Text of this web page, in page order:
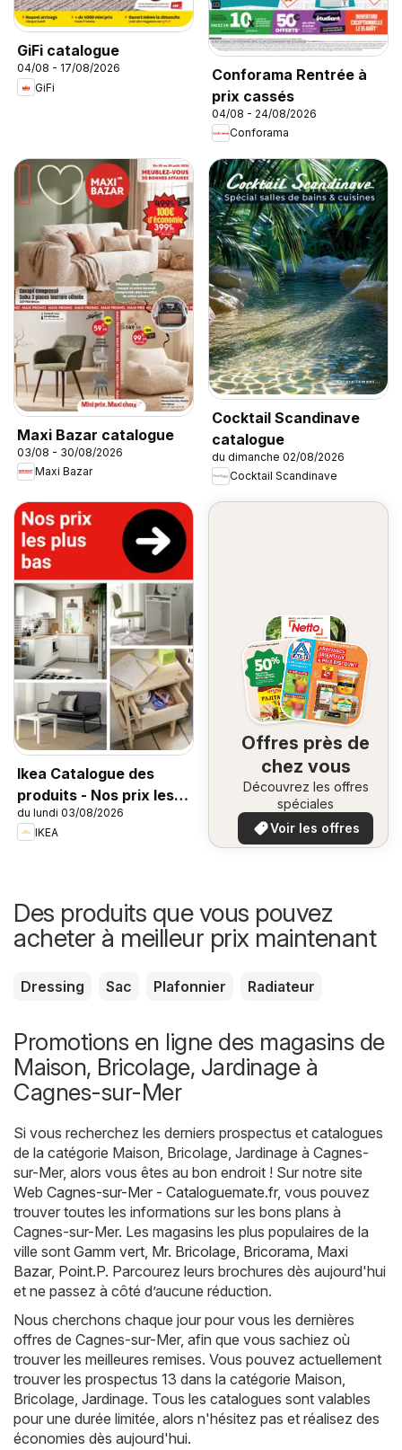
GiFi catalogue
04/08 - 17/08/2026
GiFi
Conforama Rentrée à
prix cassés
04/08 - 24/08/2026
Conforama
Maxi Bazar catalogue
03/08 - 30/08/2026
Maxi Bazar
Cocktail Scandinave
catalogue
du dimanche 02/08/2026
Cocktail Scandinave
Ikea Catalogue des
produits - Nos prix les
plus bas
du lundi 03/08/2026
IKEA
Offres près de
chez vous
Découvrez les offres
spéciales
Voir les offres
Des produits que vous pouvez
acheter à meilleur prix maintenant
Dressing Sac Plafonnier Radiateur
Promotions en ligne des magasins de
Maison, Bricolage, Jardinage à
Cagnes-sur-Mer
Si vous recherchez les derniers prospectus et catalogues
de la catégorie Maison, Bricolage, Jardinage à Cagnes-
sur-Mer, alors vous êtes au bon endroit ! Sur notre site
Web Cagnes-sur-Mer - Cataloguemate.fr, vous pouvez
trouver toutes les informations sur les bons plans à
Cagnes-sur-Mer. Les magasins les plus populaires de la
ville sont Gamm vert, Mr. Bricolage, Bricorama, Maxi
Bazar, Point.P. Parcourez leurs brochures dès aujourd'hui
et ne passez à côté d’aucune réduction.
Nous cherchons chaque jour pour vous les dernières
offres de Cagnes-sur-Mer, afin que vous sachiez où
trouver les meilleures remises. Vous pouvez actuellement
trouver les prospectus 13 dans la catégorie Maison,
Bricolage, Jardinage. Tous les catalogues sont valables
pour une durée limitée, alors n'hésitez pas et réalisez des
économies dès aujourd'hui.